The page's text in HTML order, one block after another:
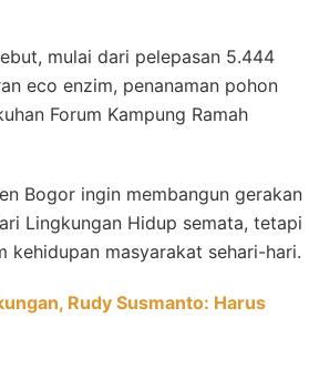
mulai dari pelepasan 5.444
eco enzim, penanaman pohon
Forum Kampung Ramah
Bogor ingin membangun gerakan
Lingkungan Hidup semata, tetapi
kehidupan masyarakat sehari-hari.
Rudy Susmanto: Harus